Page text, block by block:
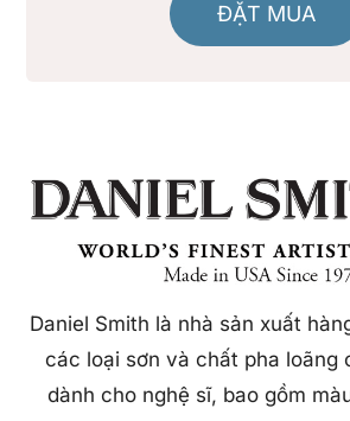
ĐẶT MUA
Daniel Smith là nhà sản xuất
các loại sơn và chất pha loãng
dành cho nghệ sĩ, bao gồm